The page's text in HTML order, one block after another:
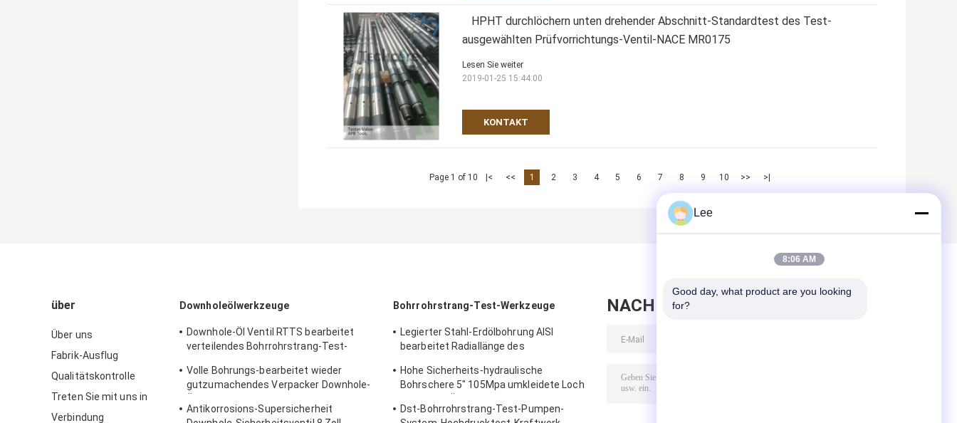
HPHT durchlöchern unten drehender Abschnitt-Standardtest des Test-
ausgewählten Prüfvorrichtungs-Ventil-NACE MR0175
KONTAKT
Lesen Sie weiter
2019-01-25 15:44:00
Page 1 of 10 |< << 1 2 3 4 5 6 7 8 9 10 >> >|
über
Über uns
Fabrik-Ausflug
Qualitätskontrolle
Treten Sie mit uns in
Verbindung
Downholeölwerkzeuge
Downhole-Öl Ventil RTTS bearbeitet
verteilendes Bohrrohrstrang-Test-
Volle Bohrungs-bearbeitet wieder
gutzumachendes Verpacker Downhole-
Antikorrosions-Supersicherheit
Bohrrohrstrang-Test-Werkzeuge
Legierter Stahl-Erdölbohrung AISI
bearbeitet Radiallänge des
Hohe Sicherheits-hydraulische
Bohrschere 5" 105Mpa umkleidete Loch
Dst-Bohrrohrstrang-Test-Pumpen-
NACHRICHT HINTERLASSEN
Lee
8:06 AM
Good day, what product are you looking
for?